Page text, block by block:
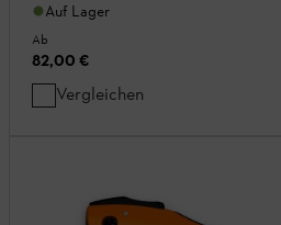
Auf Lager
Ab
82,00 €
Vergleichen